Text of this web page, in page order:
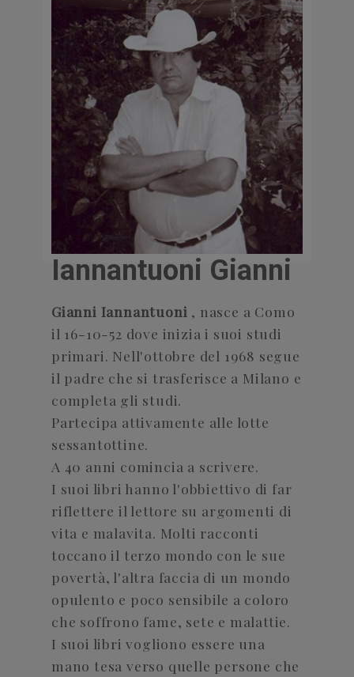
Iannantuoni Gianni
Gianni Iannantuoni , nasce a Como
il 16-10-52 dove inizia i suoi studi
primari. Nell'ottobre del 1968 segue
il padre che si trasferisce a Milano e
completa gli studi.
Partecipa attivamente alle lotte
sessantottine.
A 40 anni comincia a scrivere.
I suoi libri hanno l'obbiettivo di far
riflettere il lettore su argomenti di
vita e malavita. Molti racconti
toccano il terzo mondo con le sue
povertà, l'altra faccia di un mondo
opulento e poco sensibile a coloro
che soffrono fame, sete e malattie.
I suoi libri vogliono essere una
mano tesa verso quelle persone che